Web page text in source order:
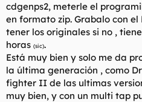
cdgenps2, meterle el
en formato zip. Grabalo con el
tener los originales si no ,
horas (sic).
Está muy bien y solo me da
la última generación , como
fighter II de las ultimas
muy bien, y con un multi tap